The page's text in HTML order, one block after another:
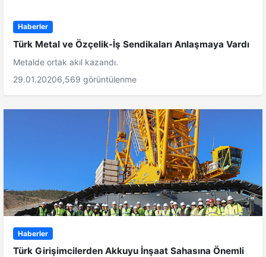
Haberler
Türk Metal ve Özçelik-İş Sendikaları Anlaşmaya Vardı
Metalde ortak akıl kazandı.
29.01.20206,569 görüntülenme
Haberler
Türk Girişimcilerden Akkuyu İnşaat Sahasına Önemli